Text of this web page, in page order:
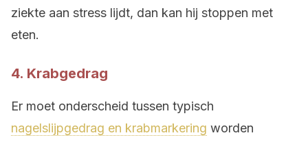
ziekte aan stress lijdt, dan kan hij stoppen met
eten.
4. Krabgedrag
Er moet onderscheid tussen typisch
nagelslijpgedrag en krabmarkering worden